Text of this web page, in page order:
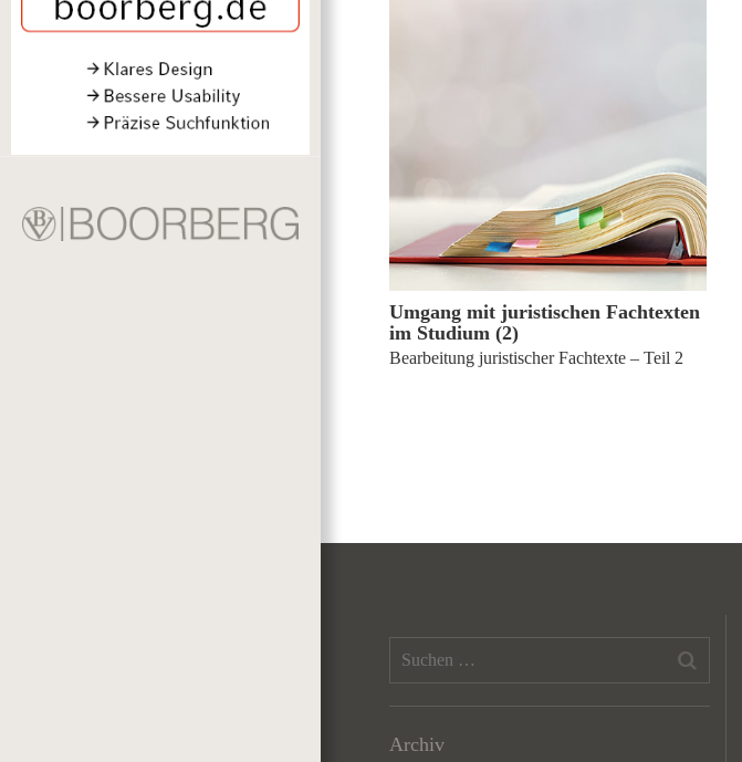
12. Mai 2022
Umgang mit juristischen Fachtexten
im Studium (2)
Bearbeitung juristischer Fachtexte – Teil 2
Archiv